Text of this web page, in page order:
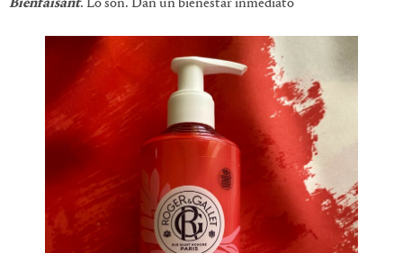
Bienfaisant. Lo son. Dan un bienestar inmediato